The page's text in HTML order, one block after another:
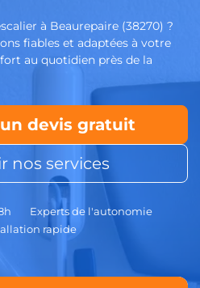
à Beaurepaire (38270) ?
fiables et adaptées à votre
au quotidien près de la
devis gratuit
nos services
Experts de l'autonomie
rapide